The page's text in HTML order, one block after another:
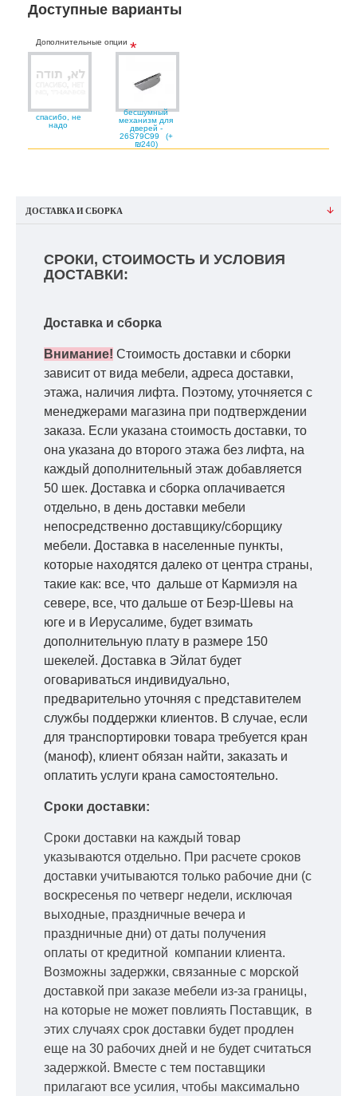
Доступные варианты
Дополнительные опции
спасибо, не
надо
бесшумный
механизм для
дверей -
26S79C99
(+
₪240)
ДОСТАВКА И СБОРКА
СРОКИ, СТОИМОСТЬ И УСЛОВИЯ
ДОСТАВКИ:
Доставка и сборка
Внимание! Стоимость доставки и сборки
зависит от вида мебели, адреса доставки,
этажа, наличия лифта. Поэтому, уточняется с
менеджерами магазина при подтверждении
заказа. Если указана стоимость доставки, то
она указана до второго этажа без лифта, на
каждый дополнительный этаж добавляется
50 шек. Доставка и сборка оплачивается
отдельно, в день доставки мебели
непосредственно доставщику/сборщику
мебели. Доставка в населенные пункты,
которые находятся далеко от центра страны,
такие как: все, что дальше от Кармиэля на
севере, все, что дальше от Беэр-Шевы на
юге и в Иерусалиме, будет взимать
дополнительную плату в размере 150
шекелей. Доставка в Эйлат будет
оговариваться индивидуально,
предварительно уточняя с представителем
службы поддержки клиентов. В случае, если
для транспортировки товара требуется кран
(маноф), клиент обязан найти, заказать и
оплатить услуги крана самостоятельно.
Сроки доставки:
Сроки доставки на каждый товар
указываются отдельно. При расчете сроков
доставки учитываются только рабочие дни (с
воскресенья по четверг недели, исключая
выходные, праздничные вечера и
праздничные дни) от даты получения
оплаты от кредитной компании клиента.
Возможны задержки, связанные с морской
доставкой при заказе мебели из-за границы,
на которые не может повлиять Поставщик, в
этих случаях срок доставки будет продлен
еще на 30 рабочих дней и не будет считаться
задержкой. Вместе с тем поставщики
прилагают все усилия, чтобы максимально